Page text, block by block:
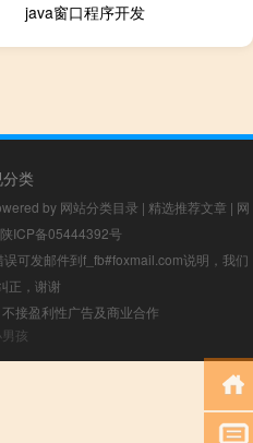
java窗口程序开发
类
by 网站分类目录 | 精选推荐文章 | 网
陕ICP备05444392号
可发邮件到f_fb#foxmail.com说明，我们
正，谢谢
接盈利性广告及商业合作
孩